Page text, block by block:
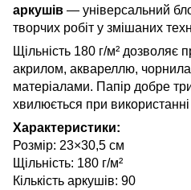
аркушів — універсальний
творчих робіт у змішаних
Щільність 180 г/м²
акрилом, аквареллю,
матеріалами. Папір добре
хвилюється при
Характеристики:
Розмір: 23×30,5 см
Щільність: 180 г/м²
Кількість аркушів: 90